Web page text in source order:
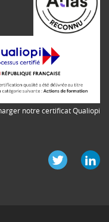
notre certificat Qualiopi